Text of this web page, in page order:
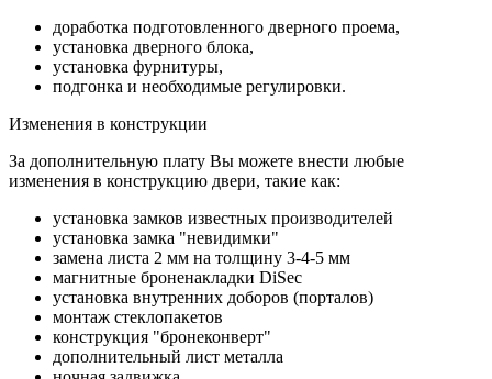
доработка подготовленного дверного проема,
установка дверного блока,
установка фурнитуры,
подгонка и необходимые регулировки.
Изменения в конструкции
За дополнительную плату Вы можете внести любые
изменения в конструкцию двери, такие как:
установка замков известных производителей
установка замка "невидимки"
замена листа 2 мм на толщину 3-4-5 мм
магнитные броненакладки DiSec
установка внутренних доборов (порталов)
монтаж стеклопакетов
конструкция "бронеконверт"
дополнительный лист металла